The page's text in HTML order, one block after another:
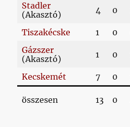
Stadler
(Akasztó)
4 0
Tiszakécske 1 0
Gázszer
(Akasztó)
1 0
Kecskemét 7 0
összesen 13 0